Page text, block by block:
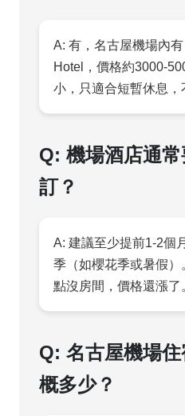
A: 有，名古屋機場內
Hotel，價格約3000-
小，只適合短暫休息，
Q: 機場酒店通
訂？
A: 建議至少提前1-2個
季（如櫻花季或暑假
點沒房間，價格還漲了
Q: 名古屋機場
概多少？